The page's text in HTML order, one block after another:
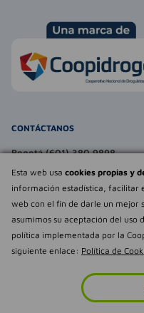
Esta web usa cookies propias y
información estadística, facilitar
web con el fin de darle un mejor
asumimos su aceptación del uso
política implementada por la
siguiente enlace: Política de
Imperdibles
Déjanos tu
opinión
CONTÁCTANOS
Bogotá (601) 380 9898
TE PUEDE INTERESAR
NOSOTROS
Empowered by
Todos los derechos reservados